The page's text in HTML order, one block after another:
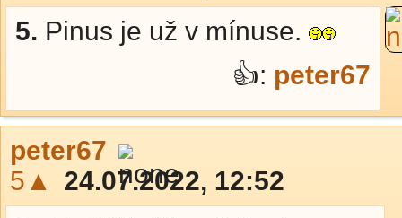
5. Pinus je už v mínuse.
👍: peter67
peter67
5▲
24.07.2022, 12:52